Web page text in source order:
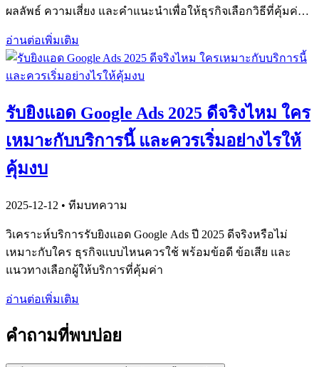
ผลลัพธ์ ความเสี่ยง และคำแนะนำเพื่อให้ธุรกิจเลือกวิธีที่คุ้มค่าที่
อ่านต่อเพิ่มเติม
รับยิงแอด Google Ads 2025 ดีจริงไหม ใคร
เหมาะกับบริการนี้ และควรเริ่มอย่างไรให้
คุ้มงบ
2025-12-12 • ทีมบทความ
วิเคราะห์บริการรับยิงแอด Google Ads ปี 2025 ดีจริงหรือไม่
เหมาะกับใคร ธุรกิจแบบไหนควรใช้ พร้อมข้อดี ข้อเสีย และ
แนวทางเลือกผู้ให้บริการที่คุ้มค่า
อ่านต่อเพิ่มเติม
คำถามที่พบบ่อย